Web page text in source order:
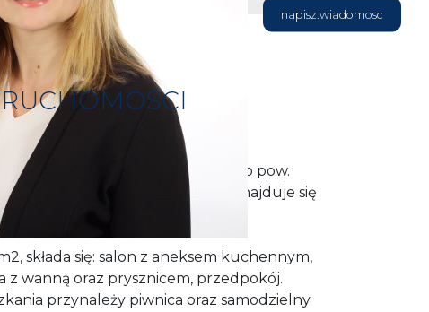
napisz.wiadomosc
odświeżone mieszkanie o pow.
na os. Nowe Miasto. Mieszkanie znajduje się
z 2000r.
składa się: salon z aneksem kuchennym,
z wanną oraz prysznicem, przedpokój.
przynależy piwnica oraz samodzielny